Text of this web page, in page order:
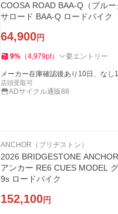
COOSA ROAD BAA-Q（ブルーグ
サロード BAA-Q ロードバイク
64,900円
9% （4,979pt） 要エントリー
メーカー在庫確認後あり10日、なし
（休業日を除く）
店頭受取可
ADサイクル通販88
ANCHOR（ブリヂストン）
2026 BRIDGESTONE
アンカー RE6 CUES MODEL
9s ロードバイク
152,100円